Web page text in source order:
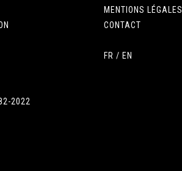
MENTIONS LÉGALES
CONTACT
FR / EN
2022